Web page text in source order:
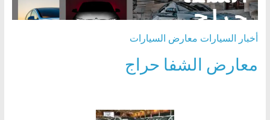
أخبار السيارات معارض السيارات
معارض الشفا حراج